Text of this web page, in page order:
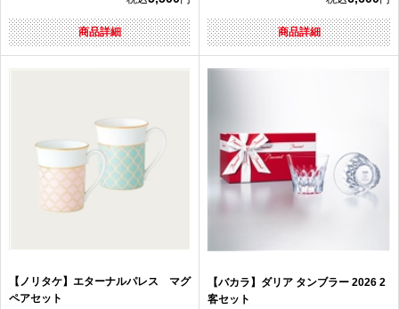
商品詳細 商品詳細
【ノリタケ】エターナルパレス マグ
ペアセット
【バカラ】ダリア タンブラー 2026 2
客セット